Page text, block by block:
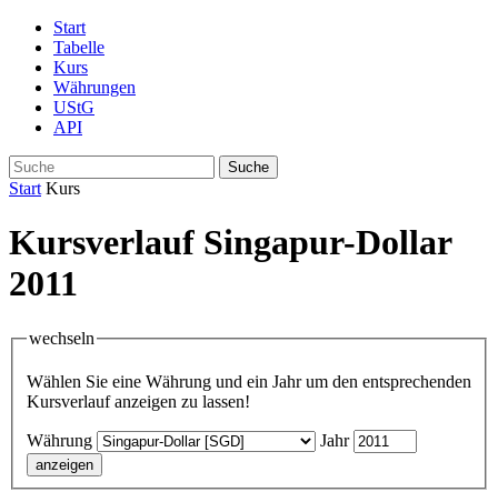
Start
Tabelle
Kurs
Währungen
UStG
API
Suche
Start Kurs
Kursverlauf Singapur-Dollar
2011
wechseln
Wählen Sie eine Währung und ein Jahr um den entsprechenden
Kursverlauf anzeigen zu lassen!
Währung Jahr